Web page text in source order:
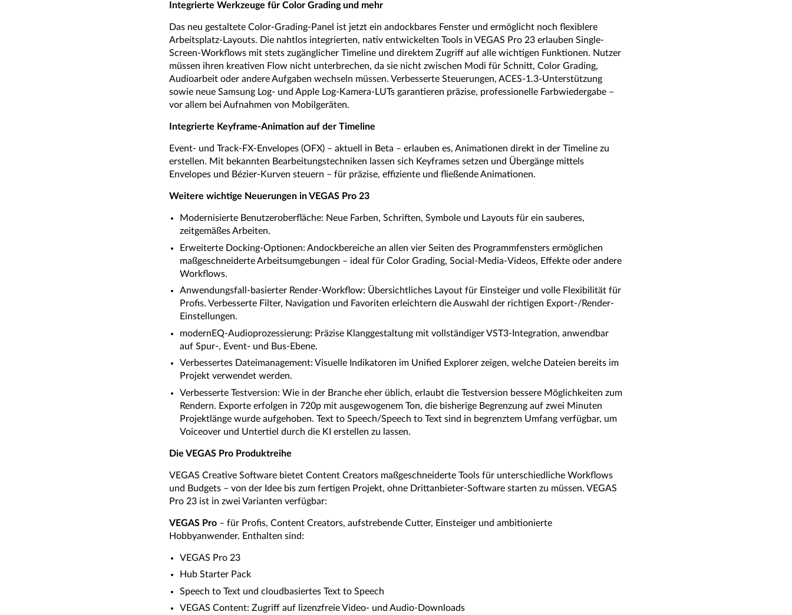
Integrierte Werkzeuge für Color Grading und mehr
Das neu gestaltete Color-Grading-Panel ist jetzt ein andockbares Fenster und ermöglicht noch flexiblere
Arbeitsplatz-Layouts. Die nahtlos integrierten, nativ entwickelten Tools in VEGAS Pro 23 erlauben Single-
Screen-Workflows mit stets zugänglicher Timeline und direktem Zugriff auf alle wichtigen Funktionen. Nutzer
müssen ihren kreativen Flow nicht unterbrechen, da sie nicht zwischen Modi für Schnitt, Color Grading,
Audioarbeit oder andere Aufgaben wechseln müssen. Verbesserte Steuerungen, ACES-1.3-Unterstützung
sowie neue Samsung Log- und Apple Log-Kamera-LUTs garantieren präzise, professionelle Farbwiedergabe –
vor allem bei Aufnahmen von Mobilgeräten.
Integrierte Keyframe-Animation auf der Timeline
Event- und Track-FX-Envelopes (OFX) – aktuell in Beta – erlauben es, Animationen direkt in der Timeline zu
erstellen. Mit bekannten Bearbeitungstechniken lassen sich Keyframes setzen und Übergänge mittels
Envelopes und Bézier-Kurven steuern – für präzise, effiziente und fließende Animationen.
Weitere wichtige Neuerungen in VEGAS Pro 23
Modernisierte Benutzeroberfläche: Neue Farben, Schriften, Symbole und Layouts für ein sauberes,
zeitgemäßes Arbeiten.
Erweiterte Docking-Optionen: Andockbereiche an allen vier Seiten des Programmfensters ermöglichen
maßgeschneiderte Arbeitsumgebungen – ideal für Color Grading, Social-Media-Videos, Effekte oder andere
Workflows.
Anwendungsfall-basierter Render-Workflow: Übersichtliches Layout für Einsteiger und volle Flexibilität für
Profis. Verbesserte Filter, Navigation und Favoriten erleichtern die Auswahl der richtigen Export-/Render-
Einstellungen.
modernEQ-Audioprozessierung: Präzise Klanggestaltung mit vollständiger VST3-Integration, anwendbar
auf Spur-, Event- und Bus-Ebene.
Verbessertes Dateimanagement: Visuelle Indikatoren im Unified Explorer zeigen, welche Dateien bereits im
Projekt verwendet werden.
Verbesserte Testversion: Wie in der Branche eher üblich, erlaubt die Testversion bessere Möglichkeiten zum
Rendern. Exporte erfolgen in 720p mit ausgewogenem Ton, die bisherige Begrenzung auf zwei Minuten
Projektlänge wurde aufgehoben. Text to Speech/Speech to Text sind in begrenztem Umfang verfügbar, um
Voiceover und Untertiel durch die KI erstellen zu lassen.
Die VEGAS Pro Produktreihe
VEGAS Creative Software bietet Content Creators maßgeschneiderte Tools für unterschiedliche Workflows
und Budgets – von der Idee bis zum fertigen Projekt, ohne Drittanbieter-Software starten zu müssen. VEGAS
Pro 23 ist in zwei Varianten verfügbar:
VEGAS Pro – für Profis, Content Creators, aufstrebende Cutter, Einsteiger und ambitionierte
Hobbyanwender. Enthalten sind:
VEGAS Pro 23
Hub Starter Pack
Speech to Text und cloudbasiertes Text to Speech
VEGAS Content: Zugriff auf lizenzfreie Video- und Audio-Downloads